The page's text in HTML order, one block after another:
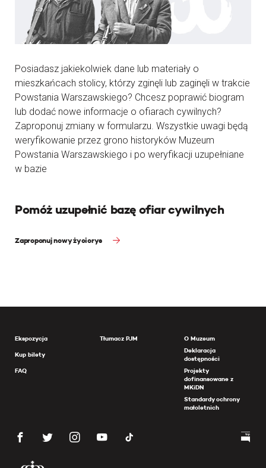
Posiadasz jakiekolwiek dane lub materiały o
mieszkańcach stolicy, którzy zginęli lub zaginęli w trakcie
Powstania Warszawskiego? Chcesz poprawić biogram
lub dodać nowe informacje o ofiarach cywilnych?
Zaproponuj zmiany w formularzu. Wszystkie uwagi będą
weryfikowanie przez grono historyków Muzeum
Powstania Warszawskiego i po weryfikacji uzupełniane
w bazie
Pomóż uzupełnić bazę ofiar cywilnych
Zaproponuj nowy życiorys
Ekspozycja
Kup bilety
FAQ
Tłumacz PJM
O Muzeum
Deklaracja
dostępności
Projekty
dofinansowane z
MKiDN
Standardy ochrony
małoletnich